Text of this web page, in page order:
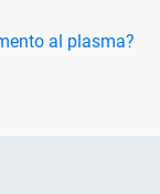
al plasma?